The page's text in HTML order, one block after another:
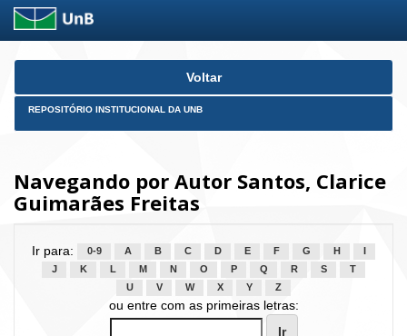
Skip
Voltar
REPOSITÓRIO INSTITUCIONAL DA UNB
Navegando por Autor Santos, Clarice
Guimarães Freitas
Ir para: 0-9 A B C D E F G H
J
K L M N O P Q R S
T
U
V W X Y Z
ou entre com as primeiras letras: